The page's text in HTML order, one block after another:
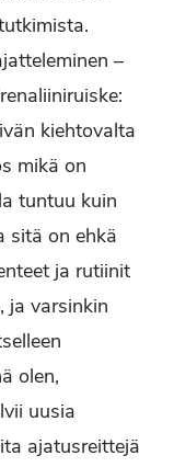
–
kiehtovalta
mikä on
tuntuu kuin
sitä on ehkä
ja rutiinit
ja varsinkin
olen,
uusia
ajatusreittejä